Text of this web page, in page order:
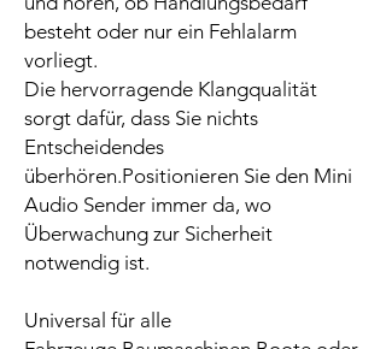
besteht oder nur ein Fehlalarm
vorliegt.
Die hervorragende Klangqualität
sorgt dafür, dass Sie nichts
Entscheidendes
überhören.Positionieren Sie den Mini
Audio Sender immer da, wo
Überwachung zur Sicherheit
notwendig ist.
Universal für alle